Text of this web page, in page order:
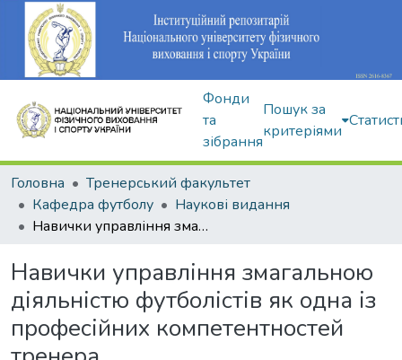
Фонди
та
зібрання
Пошук за
критеріями
Головна
Тренерський факультет
Кафедра футболу
Наукові видання
Навички управління змагальною діяльністю футболістів як одна із професійних компетентностей тренера
Навички управління змагальною
діяльністю футболістів як одна із
професійних компетентностей